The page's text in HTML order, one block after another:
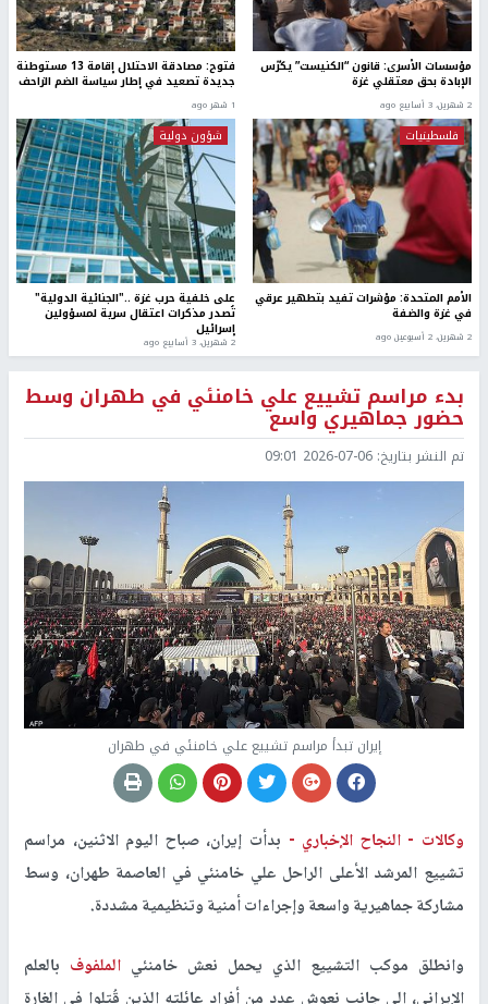
مؤسسات الأسرى: قانون “الكنيست” يكرّس
الإبادة بحق معتقلي غزة
2 شهرين، 3 أسابيع ago
فتوح: مصادقة الاحتلال إقامة 13 مستوطنة
جديدة تصعيد في إطار سياسة الضم الزاحف
1 شهر ago
فلسطينيات
الأمم المتحدة: مؤشرات تفيد بتطهير عرقي
في غزة والضفة
2 شهرين، 2 أسبوعين ago
شؤون دولية
على خلفية حرب غزة .."الجنائية الدولية"
تُصدر مذكرات اعتقال سرية لمسؤولين
إسرائيل
2 شهرين، 3 أسابيع ago
بدء مراسم تشييع علي خامنئي في طهران وسط
حضور جماهيري واسع
تم النشر بتاريخ: 2026-07-06 09:01
إيران تبدأ مراسم تشييع علي خامنئي في طهران
وكالات -النجاح الإخباري - بدأت إيران، صباح اليوم الاثنين، مراسم
تشييع المرشد الأعلى الراحل علي خامنئي في العاصمة طهران، وسط
مشاركة جماهيرية واسعة وإجراءات أمنية وتنظيمية مشددة.
وانطلق موكب التشييع الذي يحمل نعش خامنئي الملفوف بالعلم